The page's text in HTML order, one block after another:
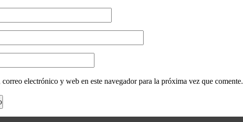
electrónico y web en este navegador para la próxima vez que comente.